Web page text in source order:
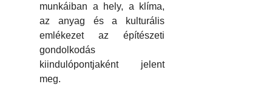
munkáiban a hely, a klíma,
az anyag és a kulturális
emlékezet az építészeti
gondolkodás
kiindulópontjaként jelent
meg.